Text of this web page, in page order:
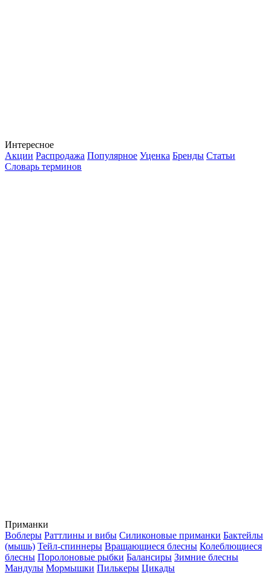
Интересное
Акции Распродажа Популярное Уценка Бренды Статьи
Словарь терминов
Приманки
Воблеры Раттлины и вибы Силиконовые приманки Бактейлы
(мышь) Тейл-спиннеры Вращающиеся блесны Колеблющиеся
блесны Поролоновые рыбки Балансиры Зимние блесны
Мандулы Мормышки Пилькеры Цикады